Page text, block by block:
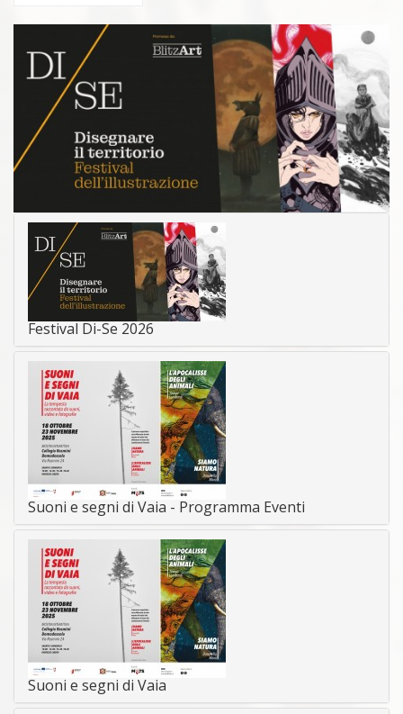
Festival Di-Se 2026
Suoni e segni di Vaia - Programma Eventi
Suoni e segni di Vaia